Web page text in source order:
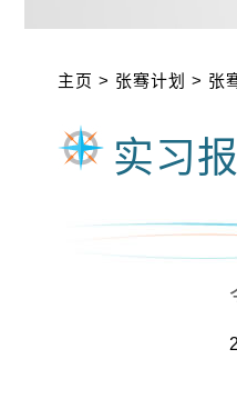
主页 > 张骞计划 > 张
实习